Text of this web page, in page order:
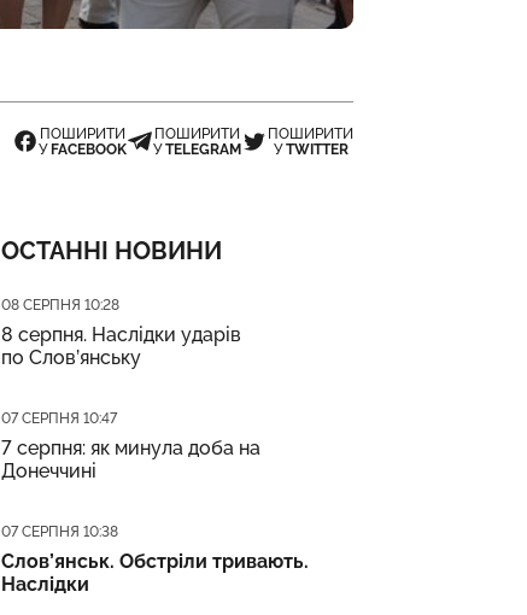
ПОШИРИТИ
У FACEBOOK
ПОШИРИТИ
УTELEGRAM
ПОШИРИТИ
УTWITTER
ОСТАННІ НОВИНИ
Дата публікації
08 СЕРПНЯ 10:28
8 серпня. Наслідки ударів
по Слов’янську
Дата публікації
07 СЕРПНЯ 10:47
7 серпня: як минула доба на
Донеччині
Дата публікації
07 СЕРПНЯ 10:38
Слов’янськ. Обстріли тривають.
Наслідки